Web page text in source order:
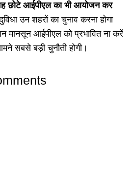
छोटे आईपीएल का भी आयोजन कर
उन शहरों का चुनाव करना होगा
मानसून आईपीएल को प्रभावित ना करें
सबसे बड़ी चुनौती होगी।